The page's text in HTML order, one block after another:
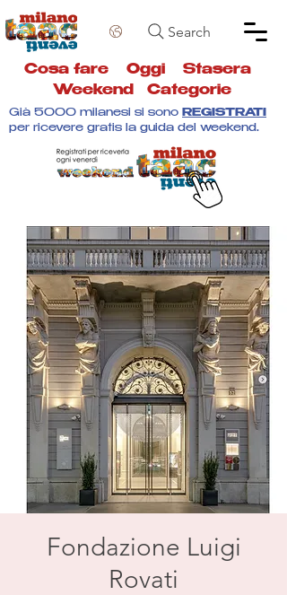
Search
Cosa fare Oggi Stasera
Weekend
Categorie
Già 5000 milanesi si sono REGISTRATI
per ricevere gratis la guida del weekend.
Fondazione Luigi
Rovati